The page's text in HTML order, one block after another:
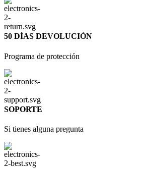
50 DÍAS DEVOLUCIÓN
Programa de protección
SOPORTE
Si tienes alguna pregunta